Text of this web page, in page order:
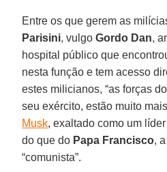
Entre os que gerem as
Parisini, vulgoGordo Dan,
hospital público que
nesta função e tem acesso
estes milicianos, “as forças
seu exército, estão muito
Musk, exaltado como um
do que do Papa Francisco,
“comunista”.